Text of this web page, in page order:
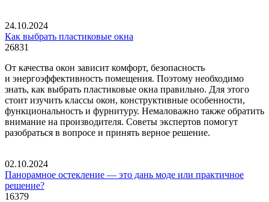
24.10.2024
Как выбрать пластиковые окна
26831
От качества окон зависит комфорт, безопасность
и энергоэффективность помещения. Поэтому необходимо
знать, как выбрать пластиковые окна правильно. Для этого
стоит изучить классы окон, конструктивные особенности,
функциональность и фурнитуру. Немаловажно также обратить
внимание на производителя. Советы экспертов помогут
разобраться в вопросе и принять верное решение.
02.10.2024
Панорамное остекление — это дань моде или практичное
решение?
16379